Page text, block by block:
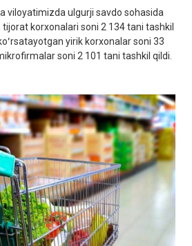
viloyatimizda ulgurji savdo sohasida
korxonalari soni 2 134 tani tashkil
yirik korxonalar soni 33
soni 2 101 tani tashkil qildi.